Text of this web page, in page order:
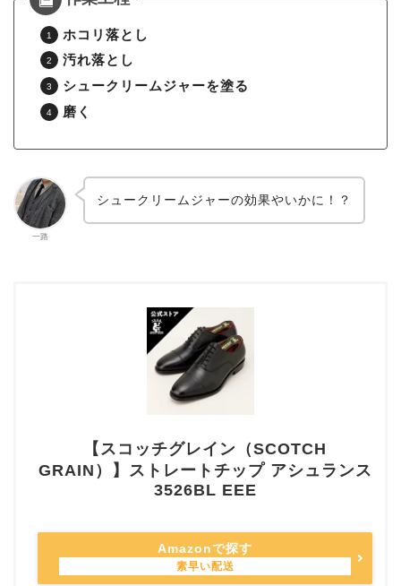
ホコリ落とし
汚れ落とし
シュークリームジャーを塗る
磨く
一路
シュークリームジャーの効果やいかに！？
【スコッチグレイン（SCOTCH
GRAIN）】ストレートチップ アシュランス
3526BL EEE
Amazonで探す